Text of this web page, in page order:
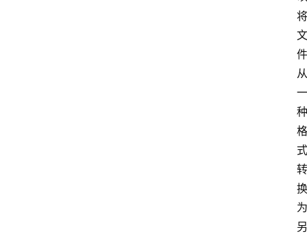
将
文
件
从
一
种
格
式
转
换
为
另